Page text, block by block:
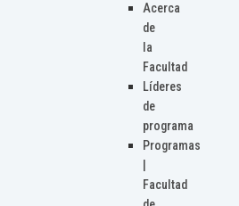
Acerca
de
la
Facultad
Líderes
de
programa
Programas
Facultad